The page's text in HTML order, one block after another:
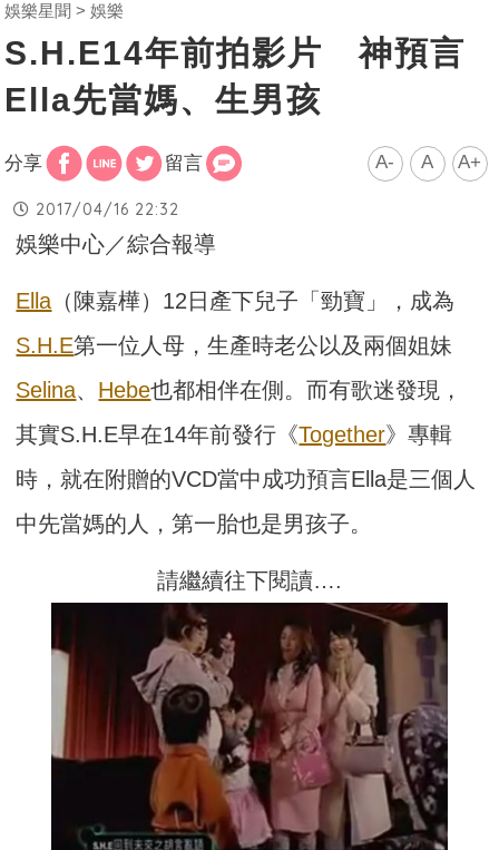
娛樂星聞 娛樂
S.H.E14年前拍影片 神預言
Ella先當媽、生男孩
分享 留言 A- A A+
2017/04/16 22:32
娛樂中心／綜合報導
Ella （陳嘉樺）12日產下兒子「勁寶」，成為
S.H.E第一位人母，生產時老公以及兩個姐妹
Selina、 Hebe也都相伴在側。而有歌迷發現，
其實S.H.E早在14年前發行《Together》專輯
時，就在附贈的VCD當中成功預言Ella是三個人
中先當媽的人，第一胎也是男孩子。
請繼續往下閱讀….